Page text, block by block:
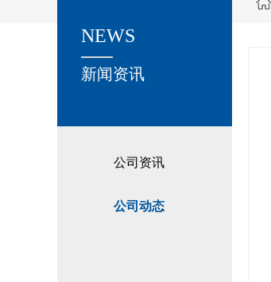
公司资讯
公司动态
关于我们
新闻资讯
NEWS